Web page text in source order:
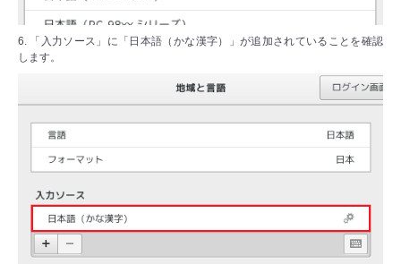
6. 「入力ソース」に「日本語（かな漢字）」が追加されていることを確認
します。